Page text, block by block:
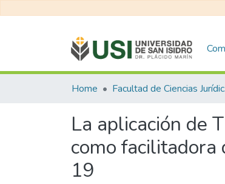
Home
La aplicación de
como facilitadora
19